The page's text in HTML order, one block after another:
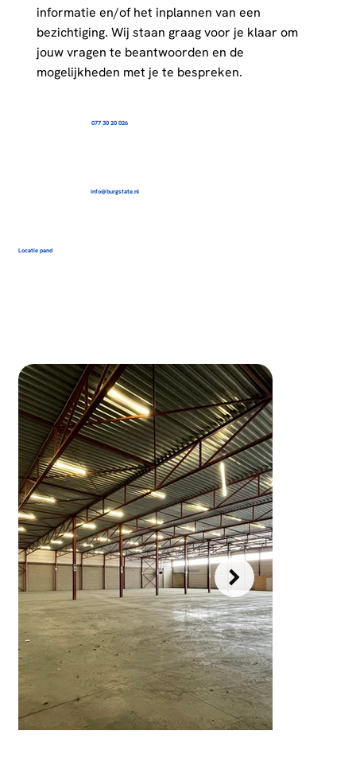
informatie en/of het inplannen van een
bezichtiging. Wij staan graag voor je klaar om
jouw vragen te beantwoorden en de
mogelijkheden met je te bespreken.
077 30 20 026
info@burgstate.nl
Locatie pand